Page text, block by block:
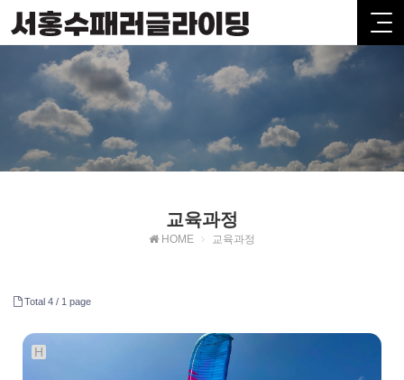
교육과정
HOME 교육과정
Total 4 / 1 page
H